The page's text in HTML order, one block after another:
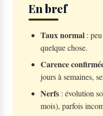
En bref
Taux normal :
quelque chose.
Carence
jours à semaines,
Nerfs : évolution
mois), parfois